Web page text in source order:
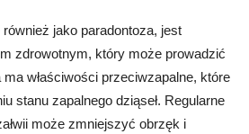
również jako paradontoza, jest
zdrowotnym, który może prowadzić
ma właściwości przeciwzapalne, które
stanu zapalnego dziąseł. Regularne
może zmniejszyć obrzęk i